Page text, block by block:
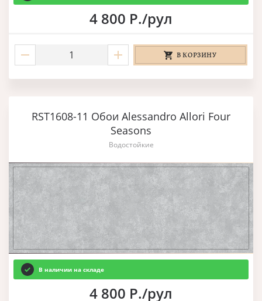
4 800 Р./рул
В КОРЗИНУ
RST1608-11 Обои Alessandro Allori Four
Seasons
Водостойкие
В наличии на складе
4 800 Р./рул